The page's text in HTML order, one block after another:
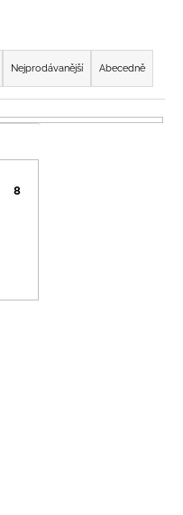
Nejprodávanější Abecedně
8